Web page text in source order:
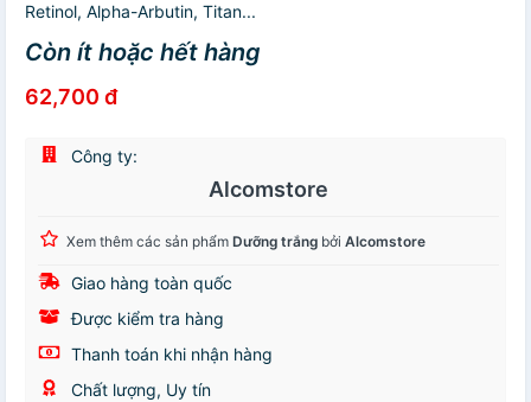
Retinol, Alpha-Arbutin, Titan...
Còn ít hoặc hết hàng
62,700 đ
Công ty:
Alcomstore
Xem thêm các sản phẩm Dưỡng trắng bởi Alcomstore
Giao hàng toàn quốc
Được kiểm tra hàng
Thanh toán khi nhận hàng
Chất lượng, Uy tín